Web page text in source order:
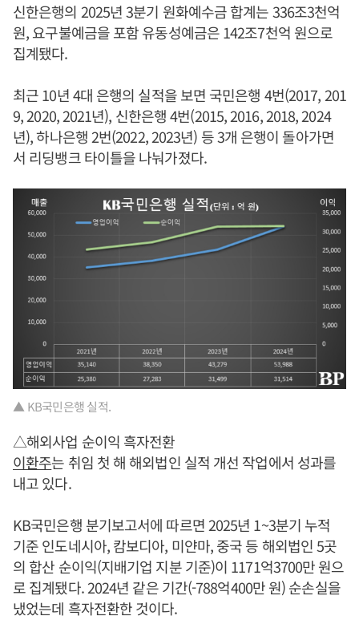
신한은행의 2025년 3분기 원화예수금 합계는 336조3천억
원, 요구불예금을 포함 유동성예금은 142조7천억 원으로
집계됐다.
최근 10년 4대 은행의 실적을 보면 국민은행 4번(2017, 201
9, 2020, 2021년), 신한은행 4번(2015, 2016, 2018, 2024
년), 하나은행 2번(2022, 2023년) 등 3개 은행이 돌아가면
서 리딩뱅크 타이틀을 나눠가졌다.
▲ KB국민은행 실적.
△해외사업 순이익 흑자전환
이환주는 취임 첫 해 해외법인 실적 개선 작업에서 성과를
내고 있다.
KB국민은행 분기보고서에 따르면 2025년 1~3분기 누적
기준 인도네시아, 캄보디아, 미얀마, 중국 등 해외법인 5곳
의 합산 순이익(지배기업 지분 기준)이 1171억3700만 원으
로 집계됐다. 2024년 같은 기간(-788억400만 원) 순손실을
냈었는데 흑자전환한 것이다.